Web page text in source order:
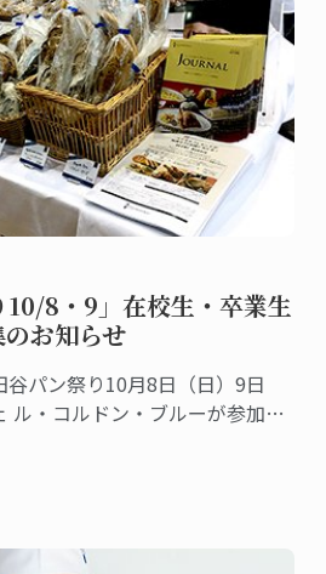
10/8・9」在校生・卒業生
お知らせ
パン祭り10月8日（日）9日
ル・コルドン・ブルーが参加し
がとうございました。さて、